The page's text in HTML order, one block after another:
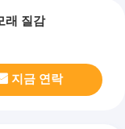
래 질감
지금 연락